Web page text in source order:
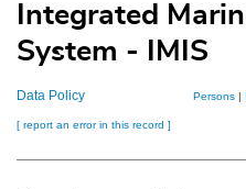
Integrated
System - IMIS
Data Policy Persons |
[ report an error in this record ]